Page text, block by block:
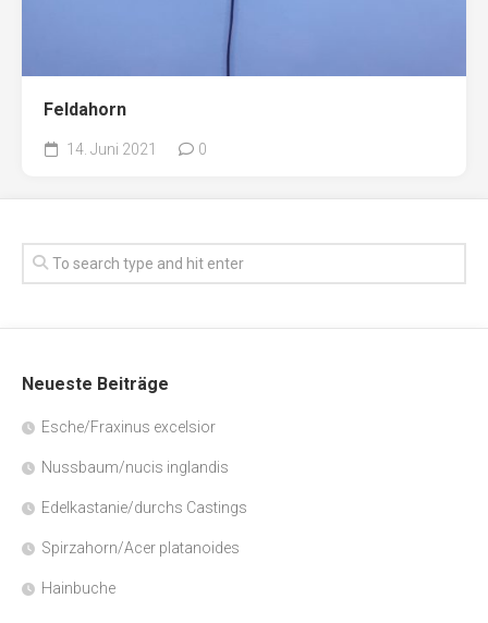
Feldahorn
14. Juni 2021 0
Neueste Beiträge
Esche/Fraxinus excelsior
Nussbaum/nucis inglandis
Edelkastanie/durchs Castings
Spirzahorn/Acer platanoides
Hainbuche